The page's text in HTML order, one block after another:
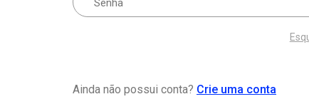
Ainda não possui conta? Crie uma conta